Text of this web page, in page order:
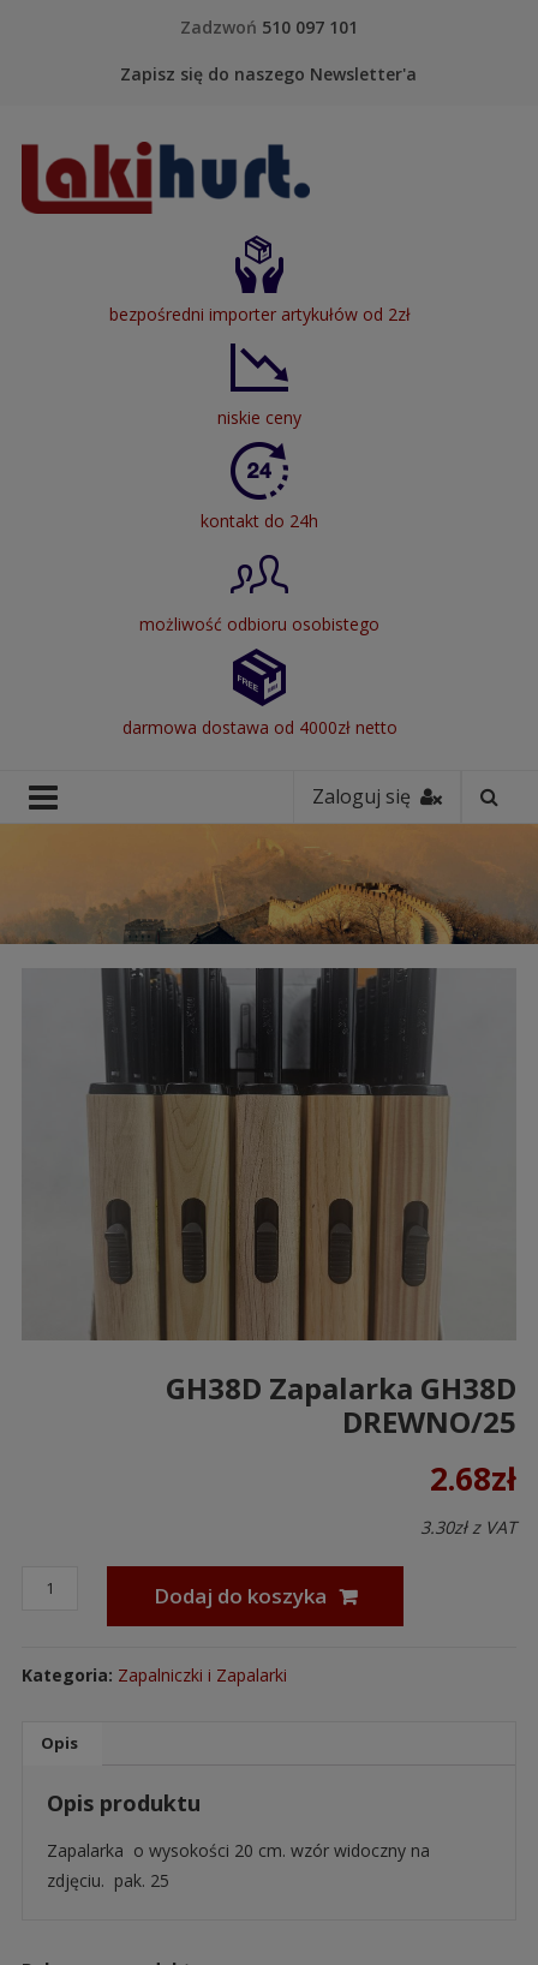
Zadzwoń 510 097 101
Zapisz się do naszego Newsletter'a
bezpośredni importer artykułów od 2zł
niskie ceny
kontakt do 24h
możliwość odbioru osobistego
darmowa dostawa od 4000zł netto
Zaloguj się
GH38D Zapalarka GH38D
DREWNO/25
2.68zł
3.30złz VAT
Dodaj do koszyka
Kategoria: Zapalniczki i Zapalarki
Opis
Opis produktu
Zapalarka o wysokości 20 cm. wzór widoczny na
zdjęciu. pak. 25